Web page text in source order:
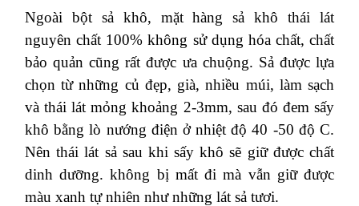
Ngoài bột sả khô, mặt hàng sả khô thái lát
nguyên chất 100% không sử dụng hóa chất, chất
bảo quản cũng rất được ưa chuộng. Sả được lựa
chọn từ những củ đẹp, già, nhiều múi, làm sạch
và thái lát mỏng khoảng 2-3mm, sau đó đem sấy
khô bằng lò nướng điện ở nhiệt độ 40 -50 độ C.
Nên thái lát sả sau khi sấy khô sẽ giữ được chất
dinh dưỡng. không bị mất đi mà vẫn giữ được
màu xanh tự nhiên như những lát sả tươi.